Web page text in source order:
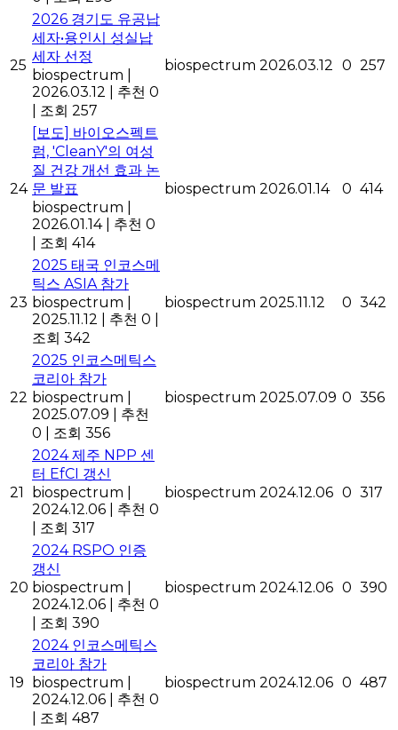
25
2026 경기도 유공납
세자•용인시 성실납
세자 선정
biospectrum
2026.03.12
추천 0
조회 257
biospectrum 2026.03.12 0 257
24
[보도] 바이오스펙트
럼, 'CleanY'의 여성
질 건강 개선 효과 논
문 발표
biospectrum
2026.01.14
추천 0
조회 414
biospectrum 2026.01.14 0 414
23
2025 태국 인코스메
틱스 ASIA 참가
biospectrum
2025.11.12
추천 0
조회 342
biospectrum 2025.11.12 0 342
22
2025 인코스메틱스
코리아 참가
biospectrum
2025.07.09
추천
0
조회 356
biospectrum 2025.07.09 0 356
21
2024 제주 NPP 센
터 EfCI 갱신
biospectrum
2024.12.06
추천 0
조회 317
biospectrum 2024.12.06 0 317
20
2024 RSPO 인증
갱신
biospectrum
2024.12.06
추천 0
조회 390
biospectrum 2024.12.06 0 390
19
2024 인코스메틱스
코리아 참가
biospectrum
2024.12.06
추천 0
조회 487
biospectrum 2024.12.06 0 487